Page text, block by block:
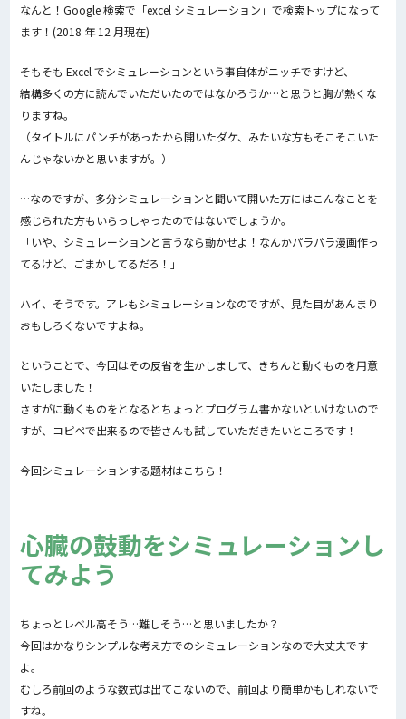
なんと！Google 検索で「excel シミュレーション」で検索トップになって
ます！(2018 年 12 月現在)
そもそも Excel でシミュレーションという事自体がニッチですけど、
結構多くの方に読んでいただいたのではなかろうか…と思うと胸が熱くな
りますね。
（タイトルにパンチがあったから開いたダケ、みたいな方もそこそこいた
んじゃないかと思いますが。）
…なのですが、多分シミュレーションと聞いて開いた方にはこんなことを
感じられた方もいらっしゃったのではないでしょうか。
「いや、シミュレーションと言うなら動かせよ！なんかパラパラ漫画作っ
てるけど、ごまかしてるだろ！」
ハイ、そうです。アレもシミュレーションなのですが、見た目があんまり
おもしろくないですよね。
ということで、今回はその反省を生かしまして、きちんと動くものを用意
いたしました！
さすがに動くものをとなるとちょっとプログラム書かないといけないので
すが、コピペで出来るので皆さんも試していただきたいところです！
今回シミュレーションする題材はこちら！
心臓の鼓動をシミュレーションし
てみよう
ちょっとレベル高そう…難しそう…と思いましたか？
今回はかなりシンプルな考え方でのシミュレーションなので大丈夫です
よ。
むしろ前回のような数式は出てこないので、前回より簡単かもしれないで
すね。